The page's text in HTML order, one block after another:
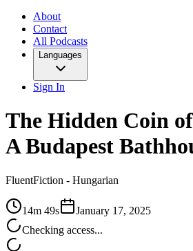
About
Contact
All Podcasts
Languages
Sign In
The Hidden Coin
A Budapest
FluentFiction - Hungarian
14m 49s
January 17, 2025
Checking access...